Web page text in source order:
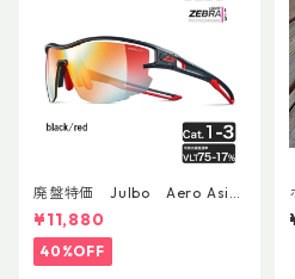
廃盤特価 Julbo Aero Asia
nFit
¥11,880
40%OFF